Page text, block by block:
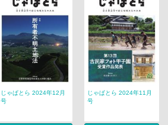
じゃぱとら 2024年12月
号
じゃぱとら 2024年11月
号